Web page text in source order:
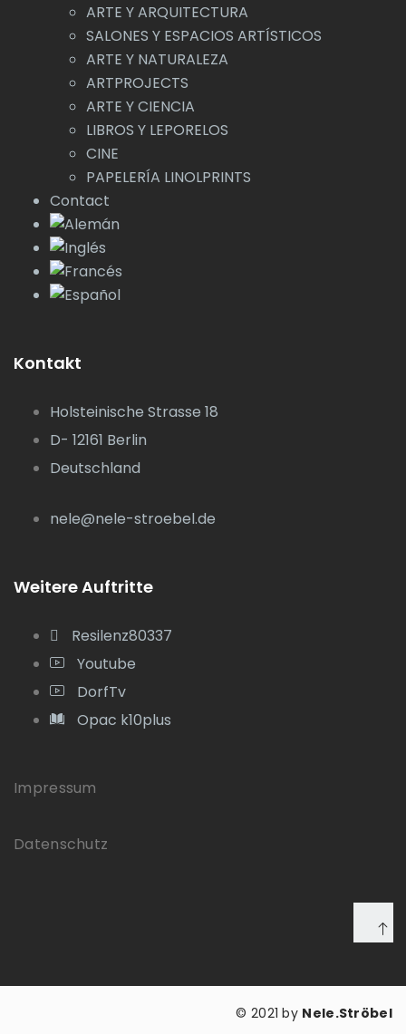
ARTE Y ARQUITECTURA
SALONES Y ESPACIOS ARTÍSTICOS
ARTE Y NATURALEZA
ARTPROJECTS
ARTE Y CIENCIA
LIBROS Y LEPORELOS
CINE
PAPELERÍA LINOLPRINTS
Contact
Kontakt
Holsteinische Strasse 18
D- 12161 Berlin
Deutschland
nele@nele-stroebel.de
Weitere Auftritte
Resilenz80337
Youtube
DorfTv
Opac k10plus
Impressum
Datenschutz
© 2021 by Nele.Ströbel